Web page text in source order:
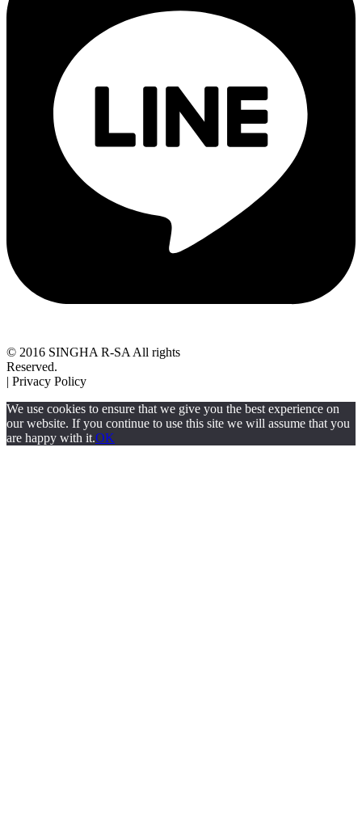
© 2016 SINGHA R-SA All rights
Reserved.
| Privacy Policy
We use cookies to ensure that we give you the best experience on
our website. If you continue to use this site we will assume that you
are happy with it.OK